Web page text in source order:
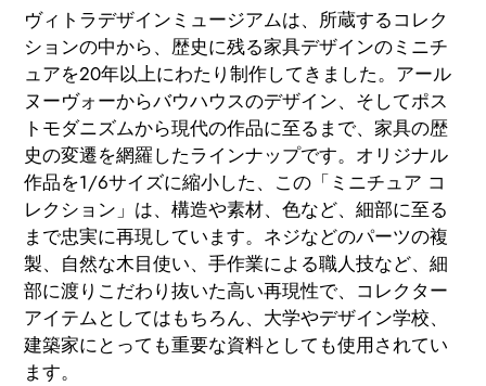
ー
ト
に
商
品
を
追
加
す
る
ヴィトラデザインミュージアムは、所蔵するコレク
ションの中から、歴史に残る家具デザインのミニチ
ュアを20年以上にわたり制作してきました。アール
ヌーヴォーからバウハウスのデザイン、そしてポス
トモダニズムから現代の作品に至るまで、家具の歴
史の変遷を網羅したラインナップです。オリジナル
作品を1/6サイズに縮小した、この「ミニチュア コ
レクション」は、構造や素材、色など、細部に至る
まで忠実に再現しています。ネジなどのパーツの複
製、自然な木目使い、手作業による職人技など、細
部に渡りこだわり抜いた高い再現性で、コレクター
アイテムとしてはもちろん、大学やデザイン学校、
建築家にとっても重要な資料としても使用されてい
ます。